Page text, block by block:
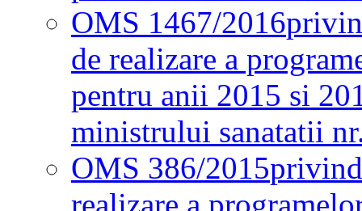
OMS 1467/2016
de realizare a
pentru anii 2015 si
ministrului sanatatii
OMS 386/2015
realizare a